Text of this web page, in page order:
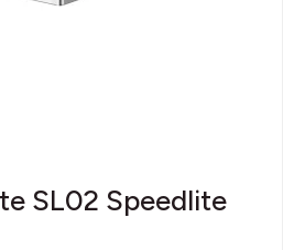
SL02 Speedlite